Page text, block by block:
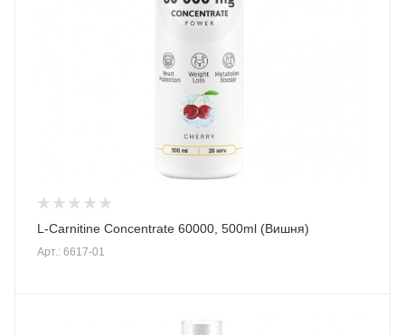
L-Carnitine Concentrate 60000, 500ml (Вишня)
Арт.: 6617-01